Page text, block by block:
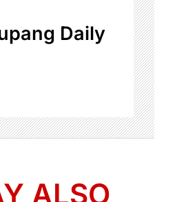
Daily
ALSO